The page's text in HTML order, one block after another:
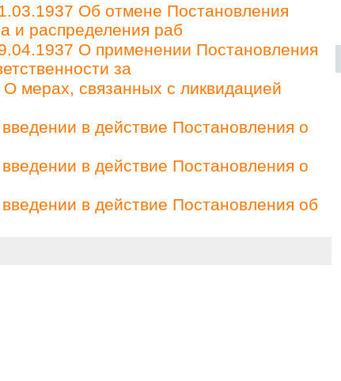
Об отмене Постановления
и распределения раб
О применении Постановления
за
мерах, связанных с ликвидацией
в действие Постановления о
в действие Постановления о
в действие Постановления об